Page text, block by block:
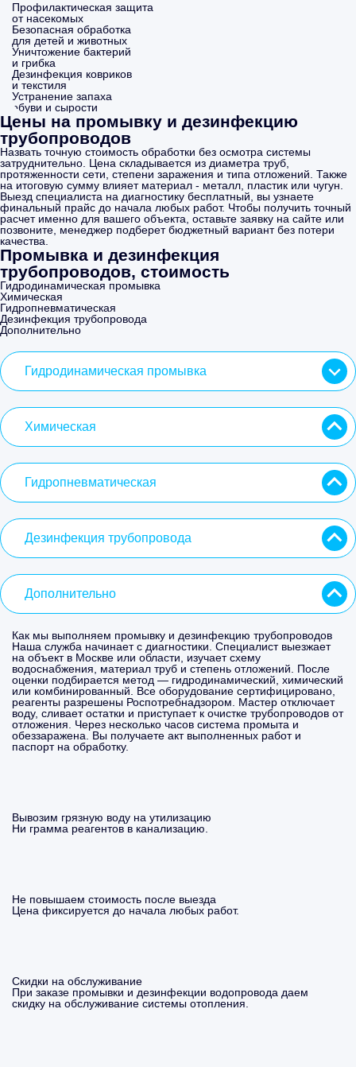
Профилактическая защита
от насекомых
Безопасная обработка
для детей и животных
Уничтожение бактерий
и грибка
Дезинфекция ковриков
и текстиля
Устранение запаха
обуви и сырости
Цены на промывку и дезинфекцию
трубопроводов
Назвать точную стоимость обработки без осмотра системы
затруднительно. Цена складывается из диаметра труб,
протяженности сети, степени заражения и типа отложений. Также
на итоговую сумму влияет материал - металл, пластик или чугун.
Выезд специалиста на диагностику бесплатный, вы узнаете
финальный прайс до начала любых работ. Чтобы получить точный
расчет именно для вашего объекта, оставьте заявку на сайте или
позвоните, менеджер подберет бюджетный вариант без потери
качества.
Промывка и дезинфекция
трубопроводов, стоимость
Гидродинамическая промывка
Химическая
Гидропневматическая
Дезинфекция трубопровода
Дополнительно
Гидродинамическая промывка
Химическая
Гидропневматическая
Дезинфекция трубопровода
Дополнительно
Как мы выполняем промывку и дезинфекцию трубопроводов
Наша служба начинает с диагностики. Специалист выезжает
на объект в Москве или области, изучает схему
водоснабжения, материал труб и степень отложений. После
оценки подбирается метод — гидродинамический, химический
или комбинированный. Все оборудование сертифицировано,
реагенты разрешены Роспотребнадзором. Мастер отключает
воду, сливает остатки и приступает к очистке трубопроводов от
отложения. Через несколько часов система промыта и
обеззаражена. Вы получаете акт выполненных работ и
паспорт на обработку.
Вывозим грязную воду на утилизацию
Ни грамма реагентов в канализацию.
Не повышаем стоимость после выезда
Цена фиксируется до начала любых работ.
Скидки на обслуживание
При заказе промывки и дезинфекции водопровода даем
скидку на обслуживание системы отопления.